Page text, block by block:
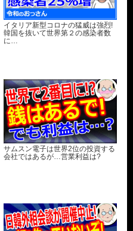
イタリア新型コロナの猛威は強烈!
韓国を抜いて世界第２の感染者数
に…
サムスン電子は世界2位の投資する
会社ではあるが…営業利益は?